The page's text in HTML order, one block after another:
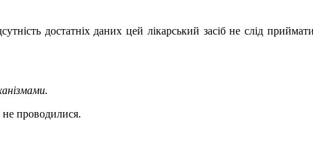
достатніх даних цей лікарський засіб не слід
проводилися.